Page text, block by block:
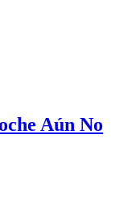
Aún No